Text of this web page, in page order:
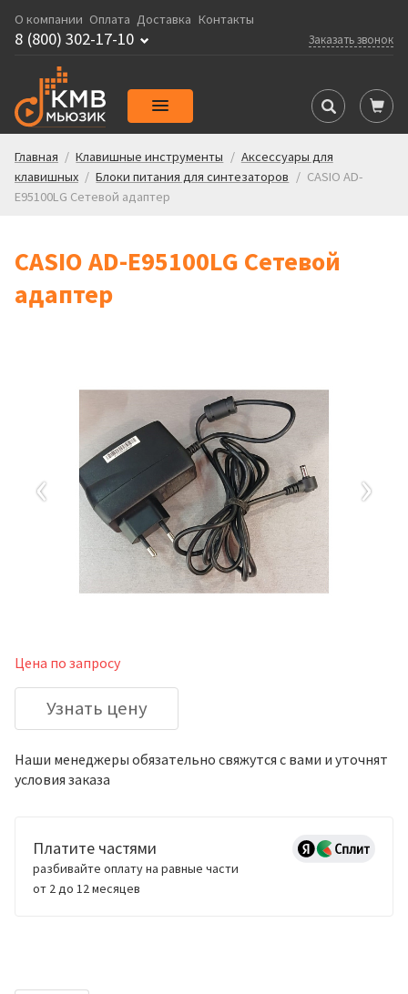
О компании Оплата Доставка Контакты
Заказать звонок
8 (800) 302-17-10
Главная / Клавишные инструменты / Аксессуары для
клавишных / Блоки питания для синтезаторов / CASIO AD-
E95100LG Сетевой адаптер
CASIO AD-E95100LG Сетевой
адаптер
‹ ›
Цена по запросу
Узнать цену
Наши менеджеры обязательно свяжутся с вами и уточнят
условия заказа
Платите частями
разбивайте оплату на равные части
от 2 до 12 месяцев